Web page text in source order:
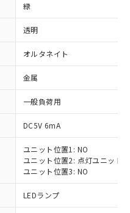
緑
透明
オルタネイト
金属
一般負荷用
DC5V 6mA
ユニット位置1: NO
ユニット位置2: 点灯ユニット
ユニット位置3: NO
LEDランプ